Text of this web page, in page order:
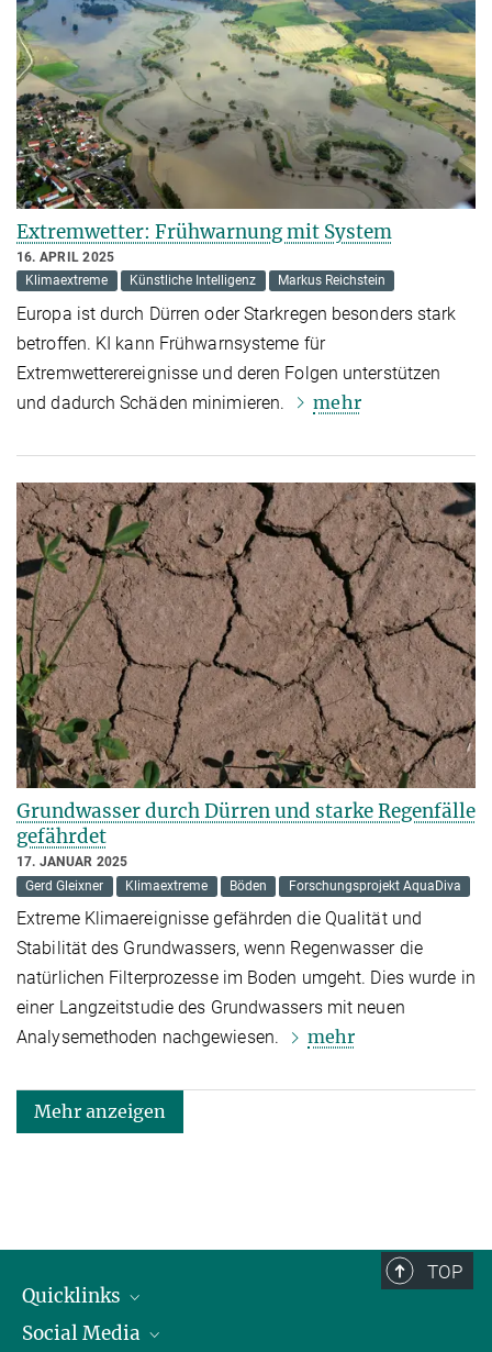
Extremwetter: Frühwarnung mit System
16. APRIL 2025
Klimaextreme
Künstliche Intelligenz Markus Reichstein
Europa ist durch Dürren oder Starkregen besonders stark
betroffen. KI kann Frühwarnsysteme für
Extremwetterereignisse und deren Folgen unterstützen
und dadurch Schäden minimieren.
mehr
Grundwasser durch Dürren und starke Regenfälle
gefährdet
17. JANUAR 2025
Gerd Gleixner
Klimaextreme Böden Forschungsprojekt AquaDiva
Extreme Klimaereignisse gefährden die Qualität und
Stabilität des Grundwassers, wenn Regenwasser die
natürlichen Filterprozesse im Boden umgeht. Dies wurde in
einer Langzeitstudie des Grundwassers mit neuen
Analysemethoden nachgewiesen.
mehr
Mehr anzeigen
TOP
Quicklinks
IMPRS Graduiertenschule
Social Media